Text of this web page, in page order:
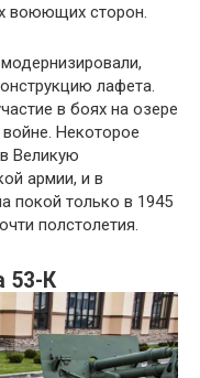
воюющих сторон.
лафета.
в боях на озере
Некоторое
Великую
армии, и в
покой только в 1945
полстолетия.
53-К